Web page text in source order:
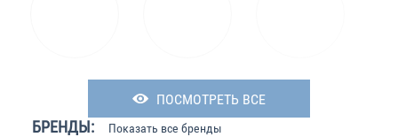
ПОСМОТРЕТЬ ВСЕ
БРЕНДЫ: Показать все бренды